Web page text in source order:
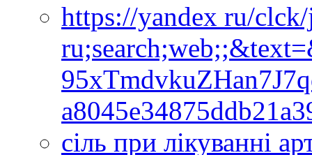
https://yandex ru/
сіль при лікуванні